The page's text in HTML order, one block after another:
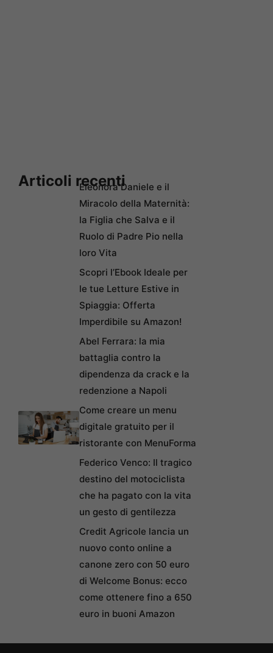
Articoli recentiEleonora Daniele e il
Miracolo della Maternità:
la Figlia che Salva e il
Ruolo di Padre Pio nella
loro Vita
Scopri l’Ebook Ideale per
le tue Letture Estive in
Spiaggia: Offerta
Imperdibile su Amazon!
Abel Ferrara: la mia
battaglia contro la
dipendenza da crack e la
redenzione a Napoli
Come creare un menu
digitale gratuito per il
ristorante con MenuForma
Federico Venco: Il tragico
destino del motociclista
che ha pagato con la vita
un gesto di gentilezza
Credit Agricole lancia un
nuovo conto online a
canone zero con 50 euro
di Welcome Bonus: ecco
come ottenere fino a 650
euro in buoni Amazon